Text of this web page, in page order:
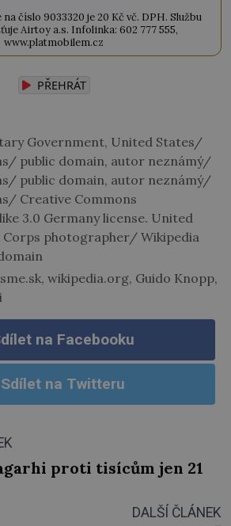
na číslo 9033320 je 20 Kč vč. DPH. Službu
Airtoy a.s. Infolinka: 602 777 555,
www.platmobilem.cz
PŘEHRÁT
Government, United States/
public domain, autor neznámý/
public domain, autor neznámý/
Creative Commons
3.0 Germany license. United
Corps photographer/ Wikipedia
sme.sk, wikipedia.org, Guido Knopp,
na Facebooku
Sdílet na Twitteru
proti tisícům jen 21
DALŠÍ ČLÁNEK